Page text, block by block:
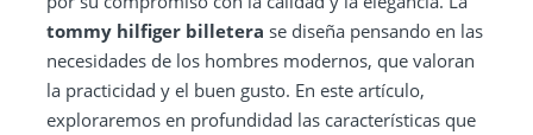
tommy hilfiger billetera se diseña pensando en las
necesidades de los hombres modernos, que valoran
la practicidad y el buen gusto. En este artículo,
exploraremos en profundidad las características que